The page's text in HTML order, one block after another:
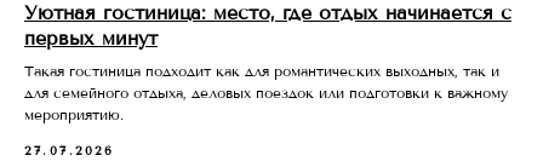
Уютная гостиница: место, где отдых начинается с
первых минут
Такая гостиница подходит как для романтических выходных, так и
для семейного отдыха, деловых поездок или подготовки к важному
мероприятию.
27.07.2026